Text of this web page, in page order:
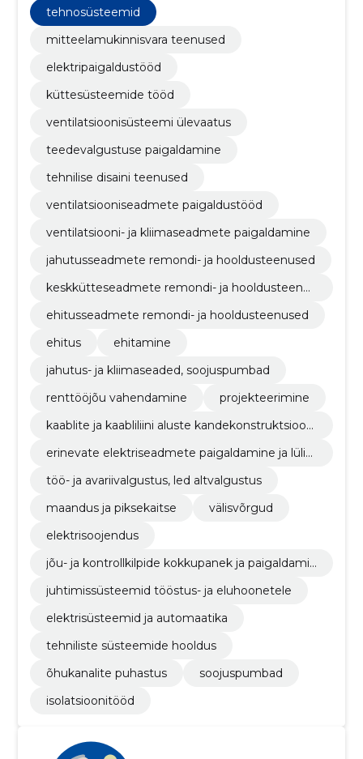
tehnosüsteemid
mitteelamukinnisvara teenused
elektripaigaldustööd
küttesüsteemide tööd
ventilatsioonisüsteemi ülevaatus
teedevalgustuse paigaldamine
tehnilise disaini teenused
ventilatsiooniseadmete paigaldustööd
ventilatsiooni- ja kliimaseadmete paigaldamine
jahutusseadmete remondi- ja hooldusteenused
keskkütteseadmete remondi- ja hooldusteenus
ehitusseadmete remondi- ja hooldusteenused
ehitus
ehitamine
jahutus- ja kliimaseaded, soojuspumbad
renttööjõu vahendamine
projekteerimine
kaablite ja kaabliliini aluste kandekonstruktsiooni
erinevate elektriseadmete paigaldamine ja lülita
töö- ja avariivalgustus, led altvalgustus
maandus ja piksekaitse
välisvõrgud
elektrisoojendus
jõu- ja kontrollkilpide kokkupanek ja paigaldamin
juhtimissüsteemid tööstus- ja eluhoonetele
elektrisüsteemid ja automaatika
tehniliste süsteemide hooldus
õhukanalite puhastus
soojuspumbad
isolatsioonitööd